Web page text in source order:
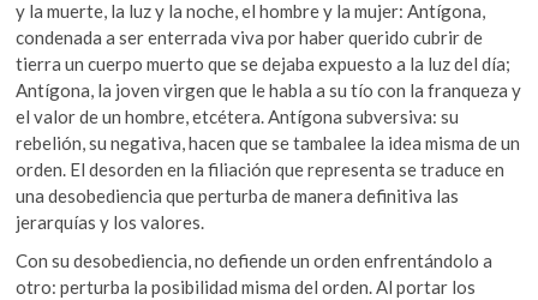
y la muerte, la luz y la noche, el hombre y la mujer: Antígona,
condenada a ser enterrada viva por haber querido cubrir de
tierra un cuerpo muerto que se dejaba expuesto a la luz del día;
Antígona, la joven virgen que le habla a su tío con la franqueza y
el valor de un hombre, etcétera. Antígona subversiva: su
rebelión, su negativa, hacen que se tambalee la idea misma de un
orden. El desorden en la filiación que representa se traduce en
una desobediencia que perturba de manera definitiva las
jerarquías y los valores.
Con su desobediencia, no defiende un orden enfrentándolo a
otro: perturba la posibilidad misma del orden. Al portar los